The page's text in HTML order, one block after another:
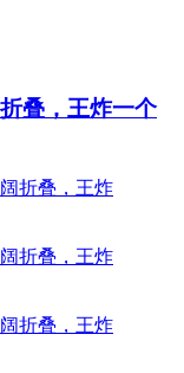
叠，王炸一个